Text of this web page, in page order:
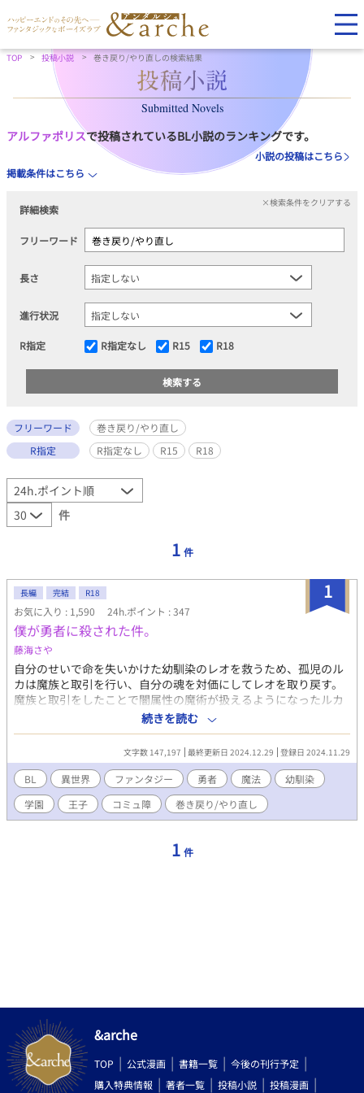
TOP 投稿小説 巻き戻り/やり直しの検索結果
Submitted Novels
アルファポリスで投稿されているBL小説のランキングです。
小説の投稿はこちら
掲載条件はこちら
詳細検索
×検索条件をクリアする
フリーワード
長さ
進行状況
R指定 R指定なし R15 R18
フリーワード
巻き戻り/やり直し
R指定
R指定なし R15 R18
件
1 件
1
長編 完結 R18
お気に入り : 1,590 24h.ポイント : 347
僕が勇者に殺された件。
藤海さや
自分のせいで命を失いかけた幼馴染のレオを救うため、孤児のル
カは魔族と取引を行い、自分の魂を対価にしてレオを取り戻す。
魔族と取引をしたことで闇属性の魔術が扱えるようになったルカ
は、その事実を隠し、勇者となったレオと共に旅を続けていた
が、旅の途中で過去に魔族と取引をしたことをレオに知られてし
まい、裏切り者としてレオに殺されてしまう。 死後、魂は取引し
た魔族に捧げるはずが、何故かルカは再び目覚め、魔族と取引す
る前の子どもの頃に戻っていた。不審に思いながらも、最初の人
生の記憶があるルカは、レオの死を回避する行動をとる。 ◇主人
公は他人との交流が苦手で、自己決定が出来ないコミュ障の子で
す。 ◇テキトー設定。R18は番外編のみ。ざまあ要素はありませ
が、ペットを探すのに忙しいので放っておいてくれ。」
続きを読む
文字数 147,197 最終更新日 2024.12.29 登録日 2024.11.29
BL 異世界 ファンタジー 勇者 魔法
幼馴染
学園
王子 コミュ障 巻き戻り/やり直し
1 件
&arche
TOP 公式漫画 書籍一覧
今後の刊行予定
購入特典情報
著者一覧 投稿小説 投稿漫画